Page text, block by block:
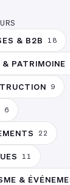
& B2B 18
& PATRIMOINE
9
6
22
11
&